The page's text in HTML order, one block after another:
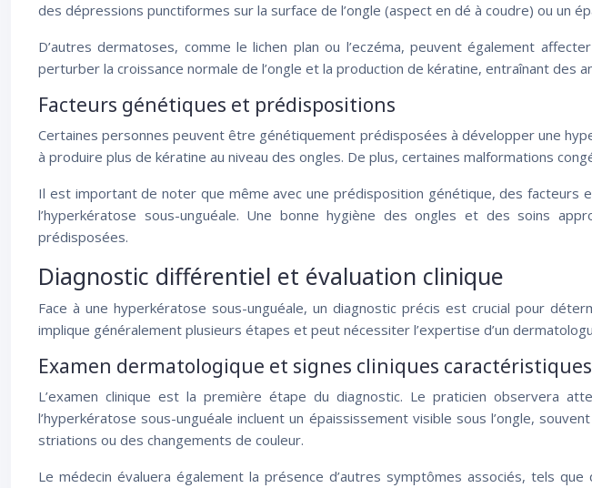
des dépressions punctiformes sur la surface de l’ongle (aspect en dé à coudre) ou un
D’autres dermatoses, comme le lichen plan ou l’eczéma, peuvent également
perturber la croissance normale de l’ongle et la production de kératine, entraînant des
Facteurs génétiques et prédispositions
Certaines personnes peuvent être génétiquement prédisposées à développer une
à produire plus de kératine au niveau des ongles. De plus, certaines malformations
Il est important de noter que même avec une prédisposition génétique, des
l’hyperkératose sous-unguéale. Une bonne hygiène des ongles et des soins
prédisposées.
Diagnostic différentiel et évaluation clinique
Face à une hyperkératose sous-unguéale, un diagnostic précis est crucial pour
implique généralement plusieurs étapes et peut nécessiter l’expertise d’un
Examen dermatologique et signes cliniques caractéristiques
L’examen clinique est la première étape du diagnostic. Le praticien observera
l’hyperkératose sous-unguéale incluent un épaississement visible sous l’ongle,
striations ou des changements de couleur.
Le médecin évaluera également la présence d’autres symptômes associés, tels